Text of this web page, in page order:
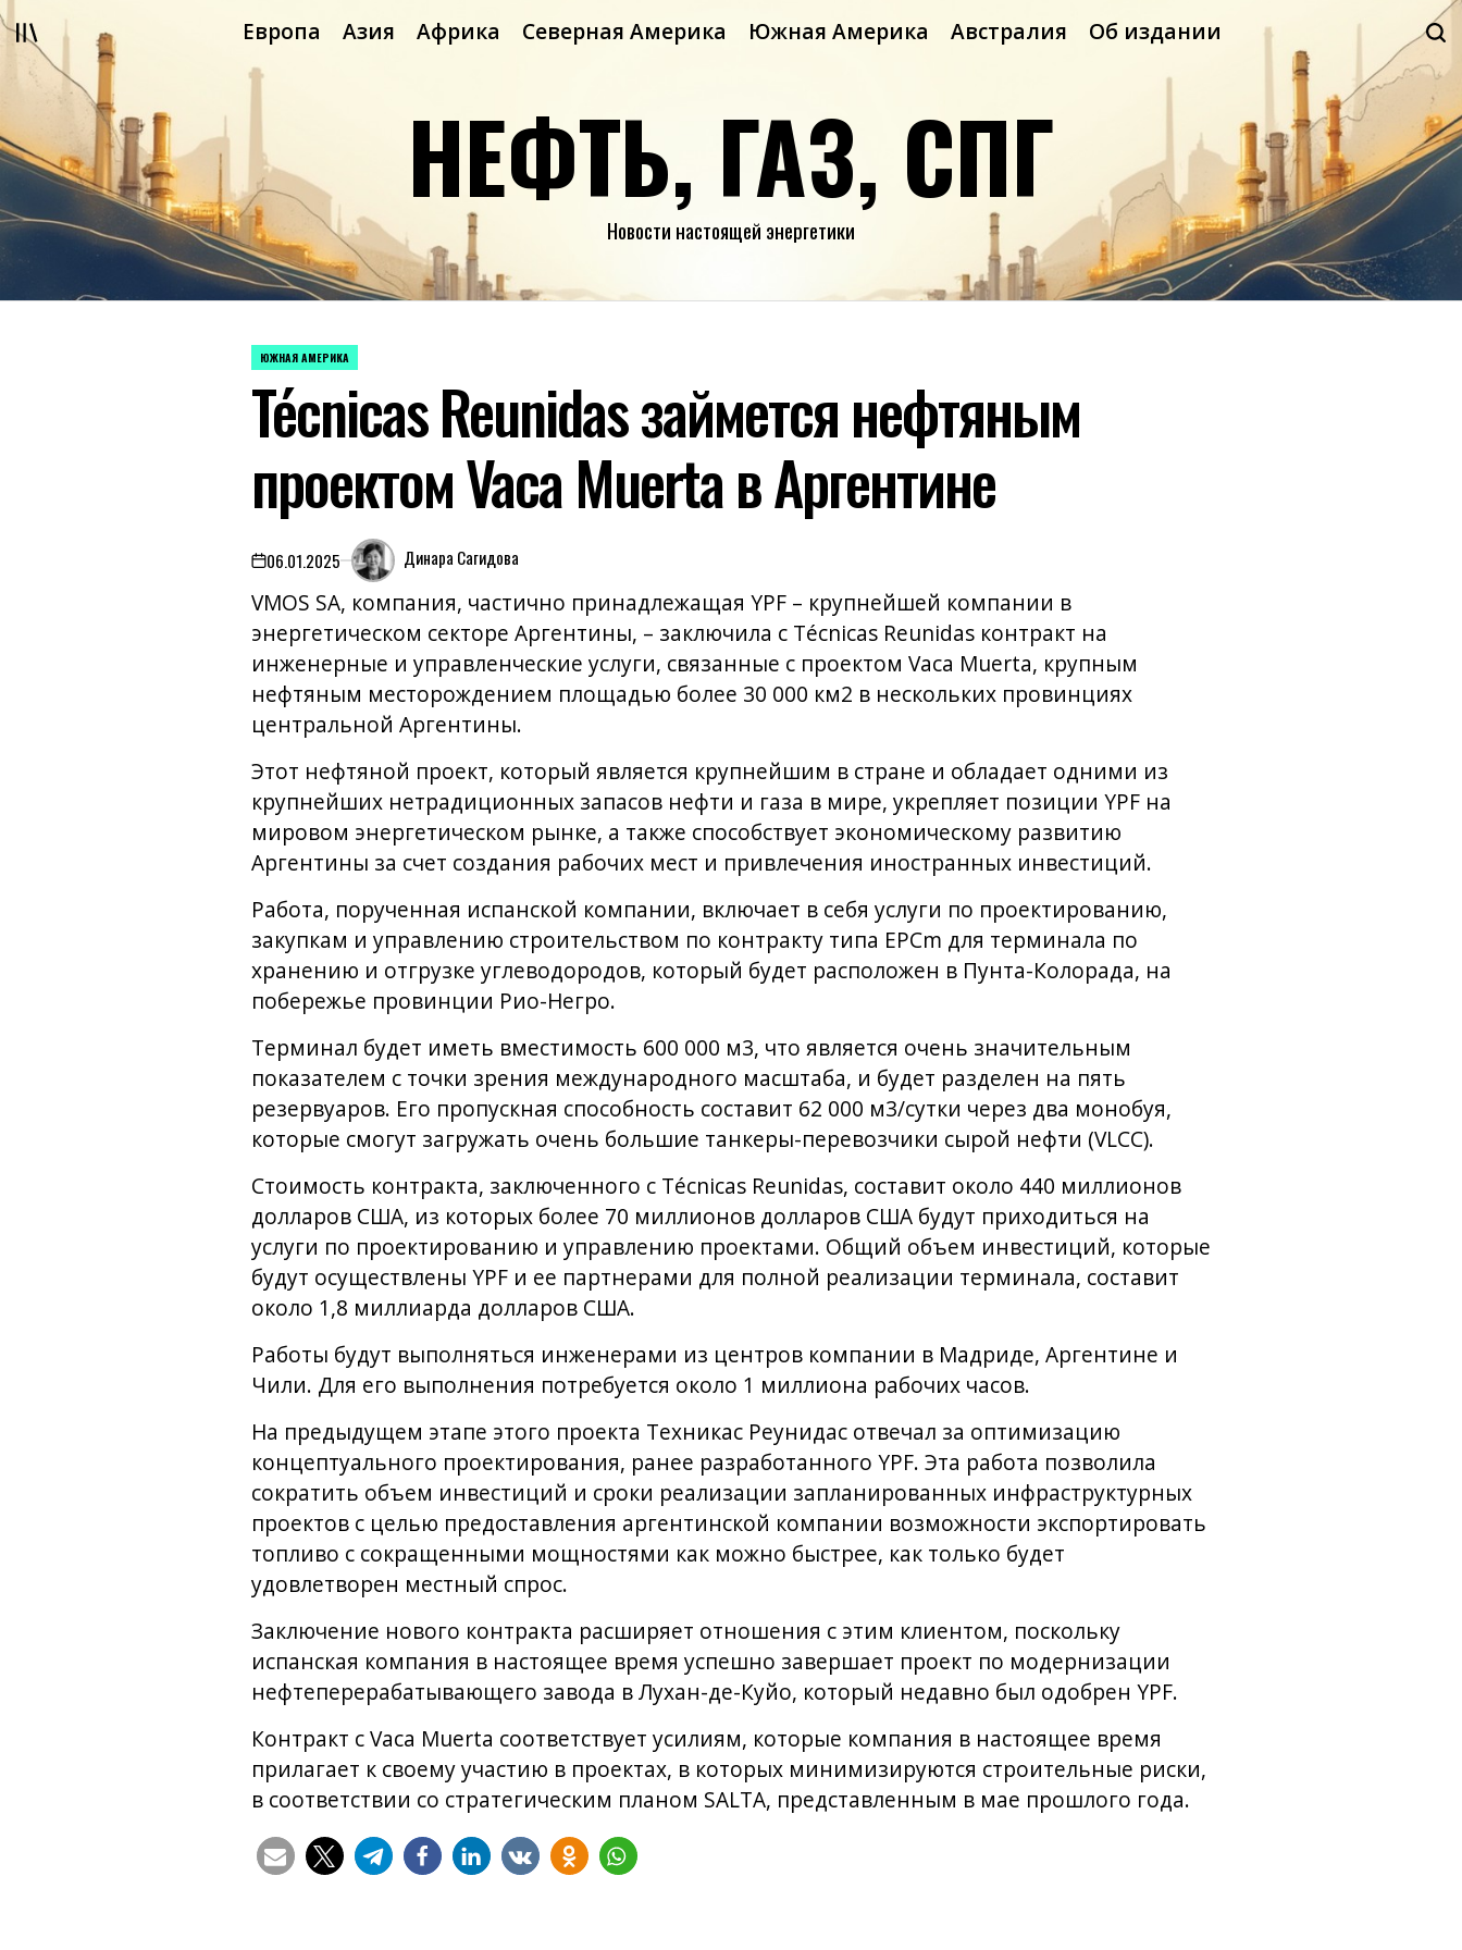
Перейти
содержимому
Европа Азия Африка Северная Америка Южная Америка Австралия Об издании
НЕФТЬ, ГАЗ, СПГ
Новости настоящей энергетики
ОПУБЛИКОВАНО
ЮЖНАЯ АМЕРИКА
Técnicas Reunidas займется нефтяным
проектом Vaca Muerta в Аргентине
on06.01.2025 Динара Сагидова
VMOS SA, компания, частично принадлежащая YPF – крупнейшей компании в
энергетическом секторе Аргентины, – заключила с Técnicas Reunidas контракт на
инженерные и управленческие услуги, связанные с проектом Vaca Muerta, крупным
нефтяным месторождением площадью более 30 000 км2 в нескольких провинциях
центральной Аргентины.
Этот нефтяной проект, который является крупнейшим в стране и обладает одними из
крупнейших нетрадиционных запасов нефти и газа в мире, укрепляет позиции YPF на
мировом энергетическом рынке, а также способствует экономическому развитию
Аргентины за счет создания рабочих мест и привлечения иностранных инвестиций.
Работа, порученная испанской компании, включает в себя услуги по проектированию,
закупкам и управлению строительством по контракту типа EPCm для терминала по
хранению и отгрузке углеводородов, который будет расположен в Пунта-Колорада, на
побережье провинции Рио-Негро.
Терминал будет иметь вместимость 600 000 м3, что является очень значительным
показателем с точки зрения международного масштаба, и будет разделен на пять
резервуаров. Его пропускная способность составит 62 000 м3/сутки через два монобуя,
которые смогут загружать очень большие танкеры-перевозчики сырой нефти (VLCC).
Стоимость контракта, заключенного с Técnicas Reunidas, составит около 440 миллионов
долларов США, из которых более 70 миллионов долларов США будут приходиться на
услуги по проектированию и управлению проектами. Общий объем инвестиций, которые
будут осуществлены YPF и ее партнерами для полной реализации терминала, составит
около 1,8 миллиарда долларов США.
Работы будут выполняться инженерами из центров компании в Мадриде, Аргентине и
Чили. Для его выполнения потребуется около 1 миллиона рабочих часов.
На предыдущем этапе этого проекта Техникас Реунидас отвечал за оптимизацию
концептуального проектирования, ранее разработанного YPF. Эта работа позволила
сократить объем инвестиций и сроки реализации запланированных инфраструктурных
проектов с целью предоставления аргентинской компании возможности экспортировать
топливо с сокращенными мощностями как можно быстрее, как только будет
удовлетворен местный спрос.
Заключение нового контракта расширяет отношения с этим клиентом, поскольку
испанская компания в настоящее время успешно завершает проект по модернизации
нефтеперерабатывающего завода в Лухан-де-Куйо, который недавно был одобрен YPF.
Контракт с Vaca Muerta соответствует усилиям, которые компания в настоящее время
прилагает к своему участию в проектах, в которых минимизируются строительные риски,
в соответствии со стратегическим планом SALTA, представленным в мае прошлого года.